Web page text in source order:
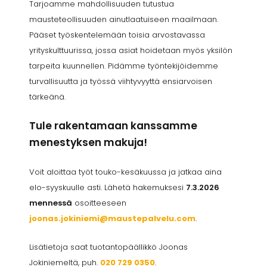
Tarjoamme mahdollisuuden tutustua
mausteteollisuuden ainutlaatuiseen maailmaan.
Pääset työskentelemään toisia arvostavassa
yrityskulttuurissa, jossa asiat hoidetaan myös yksilön
tarpeita kuunnellen. Pidämme työntekijöidemme
turvallisuutta ja työssä viihtyvyyttä ensiarvoisen
tärkeänä.
Tule rakentamaan kanssamme
menestyksen makuja!
Voit aloittaa työt touko-kesäkuussa ja jatkaa aina
elo-syyskuulle asti. Lähetä hakemuksesi 7.3.2026
mennessä osoitteeseen
joonas.jokiniemi@maustepalvelu.com.
Lisätietoja saat tuotantopäällikkö Joonas
Jokiniemeltä, puh. 020 729 0350.